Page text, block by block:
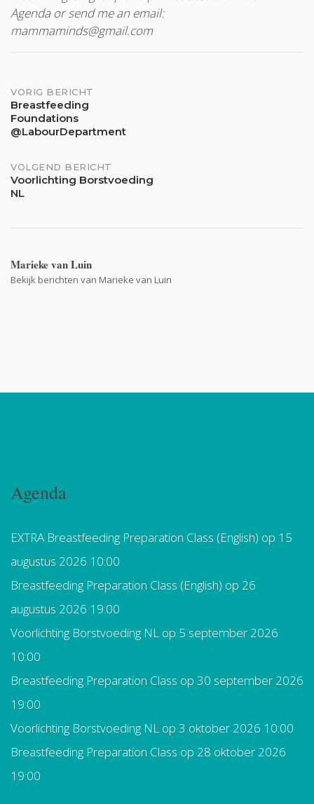
Agenda or send me an email:
mammaminds@gmail.com
Bericht
navigatie
VORIG BERICHT
Breastfeeding
Foundations
@LabourDepartment
VOLGEND BERICHT
Voorlichting Borstvoeding
NL
Marieke van Luin
Bekijk berichten van Marieke van Luin
Agenda
EXTRA Breastfeeding Preparation Class (English) op 15
augustus 2026 10:00
Breastfeeding Preparation Class (English) op 26
augustus 2026 19:00
Voorlichting Borstvoeding NL op 5 september 2026
10:00
Breastfeeding Preparation Class op 30 september 2026
19:00
Voorlichting Borstvoeding NL op 3 oktober 2026 10:00
Breastfeeding Preparation Class op 28 oktober 2026
19:00